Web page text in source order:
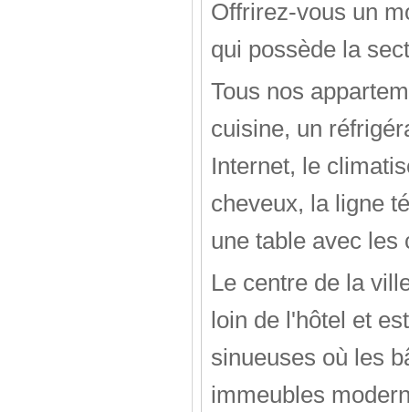
Offrirez-vous un
qui possède la
Tous nos
cuisine, un
Internet, le
cheveux, la ligne
une table avec les
Le centre de la
loin de l'hôtel et
sinueuses où les
immeubles